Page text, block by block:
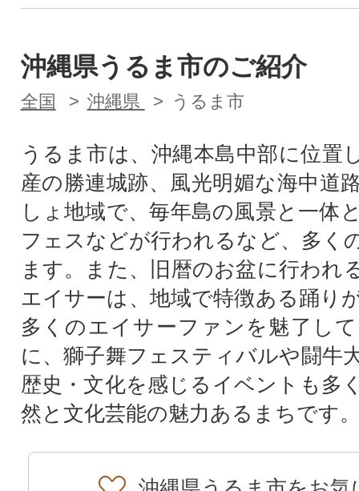
沖縄県うるま市のご紹介
全国 沖縄県 うるま市
うるま市は、沖縄本島中部に位置
産の勝連城跡、風光明媚な海中道
しょ地域で、毎年島の風景と一体
フェスなどが行われるなど、多く
ます。また、旧暦のお盆に行われ
エイサーは、地域で特徴ある踊り
多くのエイサーファンを魅了し
に、獅子舞フェスティバルや闘牛
歴史・文化を感じるイベントも多
然と文化芸能の魅力あるまちです